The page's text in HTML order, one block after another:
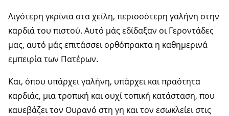
Λιγότερη γκρίνια στα χείλη, περισσότερη γαλήνη στην
καρδιά του πιστού. Αυτό μάς εδίδαξαν οι Γεροντάδες
μας, αυτό μάς επιτάσσει ορθόπρακτα η καθημερινά
εμπειρία των Πατέρων.
Και, όπου υπάρχει γαλήνη, υπάρχει και πραότητα
καρδιάς, μια τροπική και ουχί τοπική κατάσταση, που
καυεβάζει τον Ουρανό στη γη και τον εσωκλείει στις